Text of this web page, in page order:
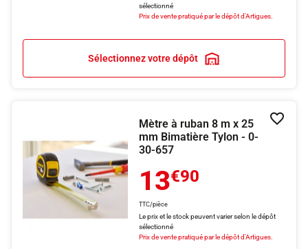
sélectionné
Prix de vente pratiqué par le dépôt d'Artigues.
Sélectionnez votre dépôt
Mètre à ruban 8 m x 25
mm Bimatière Tylon - 0-
30-657
13€90
TTC/pièce
Le prix et le stock peuvent varier selon le dépôt
sélectionné
Prix de vente pratiqué par le dépôt d'Artigues.